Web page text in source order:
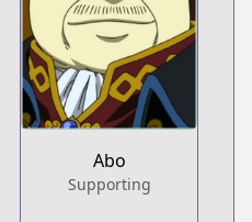
Abo
Supporting